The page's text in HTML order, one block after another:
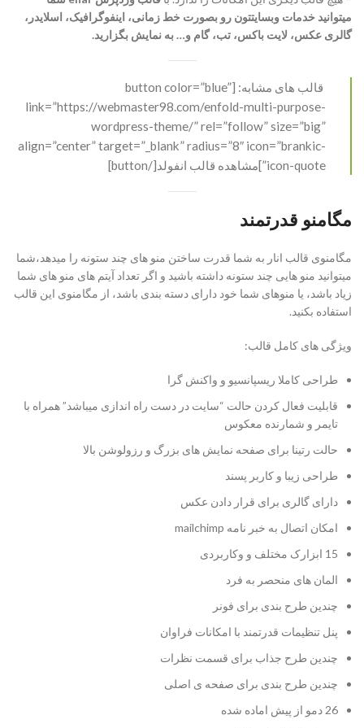
میتوانید خدمات وبسایتتون رو بصورت خط زمانی، اینفوگرافیک، اسلایدر،
گالری عکس، لایت باکس، تب، گام و… به نمایش بگزارید.
قالب های مشابه: [button color=”blue”
link=”https://webmaster98.com/enfold-multi-purpose-
wordpress-theme/” rel=”follow” size=”big”
align=”center” target=”_blank” radius=”8″ icon=”brankic-
icon-quote”]مشاهده قالب انفولد[/button]
مگامنو قدرتمند
مگامنوی قالب انار به شما قدرت ساختن منو های چند ستونه را میدهد،‌شما
میتوانید منو هایی چند ستونه داشته باشید و اگر تعداد آیتم های منو های شما
زیاد باشد، یا منوهای شما خود دارای دسته بندی باشد، از مگامنوی این قالب
استفاده بکنید.
ویژگی های کامل قالب:
طراحی کاملا ریسپانسیو و واکنش گرا
قابلیت فعال کردن حالت “سایت در دست راه اندازی میباشد” همراه با
تایمر و شمارنده معکوس
حالت رتینا برای صفحه نمایش های بزرگ و رزولوشن بالا
طراحی زیبا و کاربر پسند
دارای گالری برای قرار دادن عکس
امکان اتصال به خبر نامه mailchimp
15 ابزارک مختلف و وکاربردی
المان های منحصر به فرد
چندین طرح بندی برای فونر
پنل تنظیمات قدرتمند با امکانات فراوان
چندین طرح جذاب برای قسمت نظرات
چندین طرح بندی برای صفحه ی اصلی
26 دمو از پیش اماده شده